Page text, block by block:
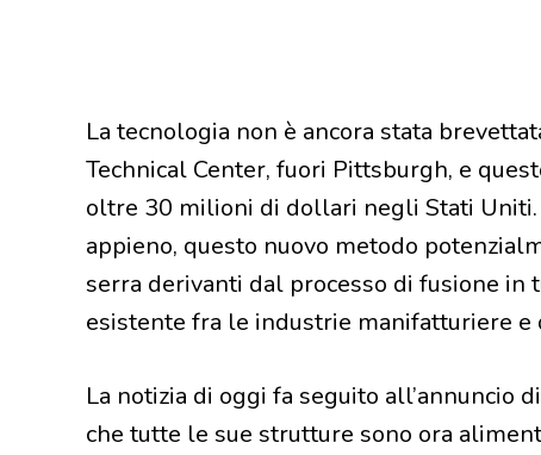
La tecnologia non è ancora stata
Technical Center, fuori Pittsburgh, e
oltre 30 milioni di dollari negli Stati
appieno, questo nuovo metodo
serra derivanti dal processo di fusione
esistente fra le industrie manifatturiere e
La notizia di oggi fa seguito
che tutte le sue strutture sono ora